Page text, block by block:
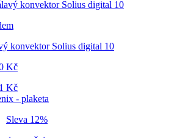
konvektor Solius digital 10
Kč
Kč
Sleva 12%